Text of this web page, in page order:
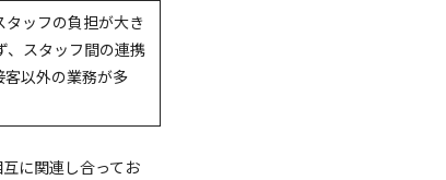
ッフの負担が大き
、スタッフ間の連携
客以外の業務が多
に関連し合ってお